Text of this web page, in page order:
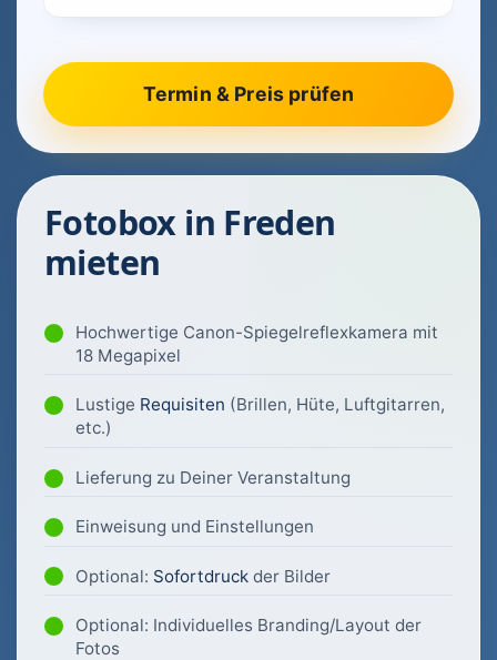
Fotobox in Freden
mieten
Hochwertige Canon-Spiegelreflexkamera mit
18 Megapixel
Lustige Requisiten (Brillen, Hüte, Luftgitarren,
etc.)
Lieferung zu Deiner Veranstaltung
Einweisung und Einstellungen
Optional: Sofortdruck der Bilder
Optional: Individuelles Branding/Layout der
Fotos